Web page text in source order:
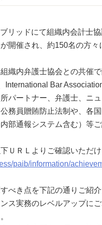
リッドにて組織内会計士
開催され、約150名の方々
織内弁護士協会との共催
International Bar
パートナー、弁護士、ニ
務員贈賄防止法制や、各
部通報システム含む）等ご
ＵＲＬよりご確認いただけ
paib/information/
べき点を下記の通りご紹介
ス実務のレベルアップに